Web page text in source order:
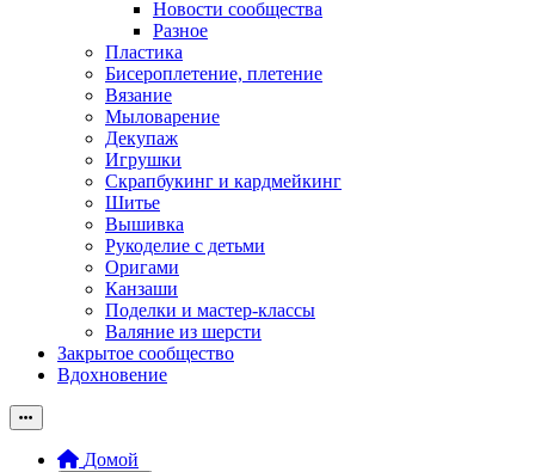
Новости сообщества
Разное
Пластика
Бисероплетение, плетение
Вязание
Мыловарение
Декупаж
Игрушки
Скрапбукинг и кардмейкинг
Шитье
Вышивка
Рукоделие с детьми
Оригами
Канзаши
Поделки и мастер-классы
Валяние из шерсти
Закрытое сообщество
Вдохновение
Домой